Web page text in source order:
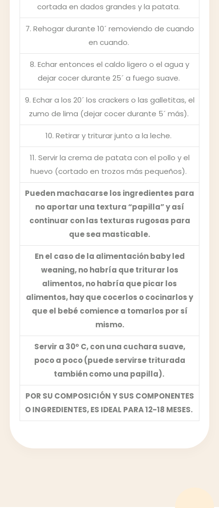
cortada en dados grandes y la patata.
7. Rehogar durante 10´ removiendo de cuando
en cuando.
8. Echar entonces el caldo ligero o el agua y
dejar cocer durante 25´ a fuego suave.
9. Echar a los 20´ los crackers o las galletitas, el
zumo de lima (dejar cocer durante 5´ más).
10. Retirar y triturar junto a la leche.
11. Servir la crema de patata con el pollo y el
huevo (cortado en trozos más pequeños).
Pueden machacarse los ingredientes para
no aportar una textura “papilla” y así
continuar con las texturas rugosas para
que sea masticable.
En el caso de la alimentación baby led
weaning, no habría que triturar los
alimentos, no habría que picar los
alimentos, hay que cocerlos o cocinarlos y
que el bebé comience a tomarlos por sí
mismo.
Servir a 30º C, con una cuchara suave,
poco a poco (puede servirse triturada
también como una papilla).
POR SU COMPOSICIÓN Y SUS COMPONENTES
O INGREDIENTES, ES IDEAL PARA 12-18 MESES.